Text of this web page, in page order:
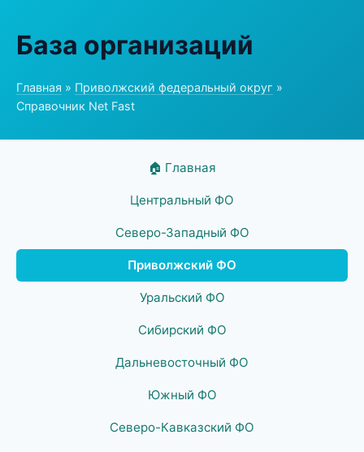
База организаций
Главная » Приволжский федеральный округ »
Справочник Net Fast
🏠 Главная
Центральный ФО
Северо-Западный ФО
Приволжский ФО
Уральский ФО
Сибирский ФО
Дальневосточный ФО
Южный ФО
Северо-Кавказский ФО